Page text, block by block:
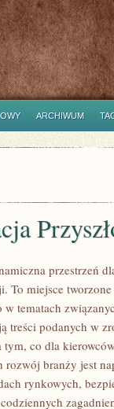
ARCHIWUM
przestrzeń
To miejsce
w tematach
treści podanych w
tym, co dla
rozwój branży jest
rynkowych,